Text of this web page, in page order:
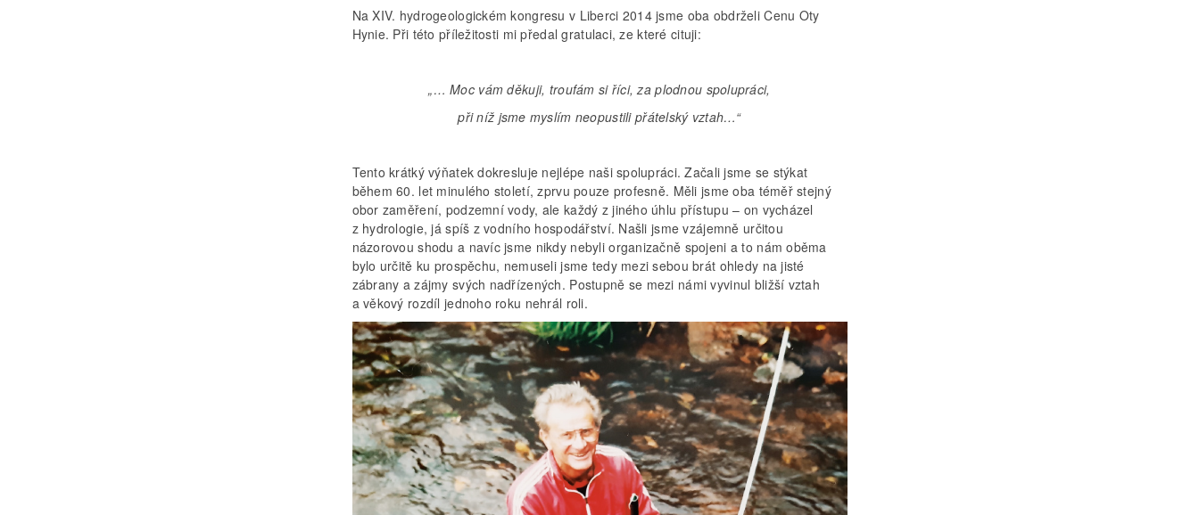
Na XIV. hydrogeologickém kongresu v Liberci 2014 jsme oba obdrželi Cenu Oty
Hynie. Při této příležitosti mi předal gratulaci, ze které cituji:
„… Moc vám děkuji, troufám si říci, za plodnou spolupráci,
při níž jsme myslím neopustili přátelský vztah…“
Tento krátký výňatek dokresluje nejlépe naši spolupráci. Začali jsme se stýkat
během 60. let minulého století, zprvu pouze profesně. Měli jsme oba téměř stejný
obor zaměření, podzemní vody, ale každý z jiného úhlu přístupu – on vycházel
z hydrologie, já spíš z vodního hospodářství. Našli jsme vzájemně určitou
názorovou shodu a navíc jsme nikdy nebyli organizačně spojeni a to nám oběma
bylo určitě ku prospěchu, nemuseli jsme tedy mezi sebou brát ohledy na jisté
zábrany a zájmy svých nadřízených. Postupně se mezi námi vyvinul bližší vztah
a věkový rozdíl jednoho roku nehrál roli.